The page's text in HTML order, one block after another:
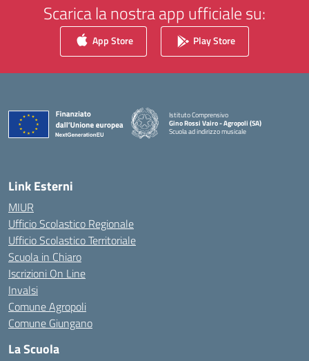
Scarica la nostra app ufficiale su:
App Store Play Store
Istituto Comprensivo
Gino Rossi Vairo - Agropoli (SA)
Scuola ad indirizzo musicale
Link Esterni
MIUR
Ufficio Scolastico Regionale
Ufficio Scolastico Territoriale
Scuola in Chiaro
Iscrizioni On Line
Invalsi
Comune Agropoli
Comune Giungano
La Scuola